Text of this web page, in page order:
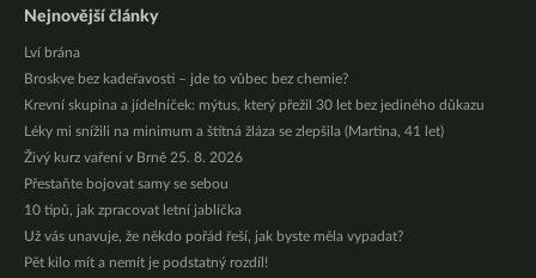
Nejnovější články
Lví brána
Broskve bez kadeřavosti – jde to vůbec bez chemie?
Krevní skupina a jídelníček: mýtus, který přežil 30 let bez jediného důkazu
Léky mi snížili na minimum a štítná žláza se zlepšila (Martina, 41 let)
Živý kurz vaření v Brně 25. 8. 2026
Přestaňte bojovat samy se sebou
10 tipů, jak zpracovat letní jablíčka
Už vás unavuje, že někdo pořád řeší, jak byste měla vypadat?
Pět kilo mít a nemít je podstatný rozdíl!